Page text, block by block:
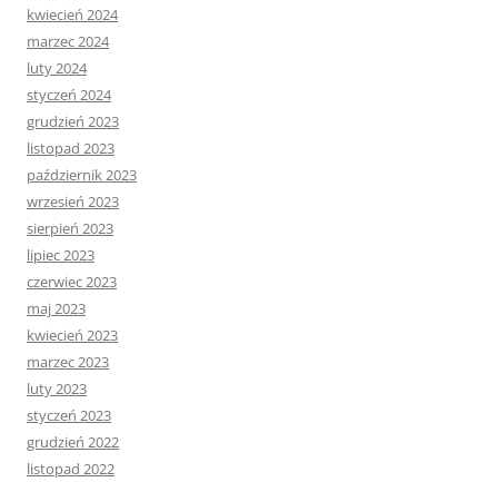
kwiecień 2024
marzec 2024
luty 2024
styczeń 2024
grudzień 2023
listopad 2023
październik 2023
wrzesień 2023
sierpień 2023
lipiec 2023
czerwiec 2023
maj 2023
kwiecień 2023
marzec 2023
luty 2023
styczeń 2023
grudzień 2022
listopad 2022